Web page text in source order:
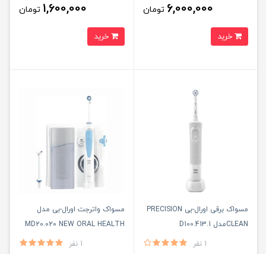
6,000,000 تومان 1,600,000 تومان
خرید
مسواک برقی اورال-بی PRECISION
CLEANمدل D100.413.1
1 نفر
مسواک واترجت اورال-بی مدل
MD20.020 NEW ORAL HEALTH
1 نفر